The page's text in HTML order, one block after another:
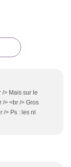
/> Mais sur le
/> <br /> Gros
> Ps : les nl